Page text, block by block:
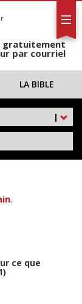
gratuitement
par courriel
LA BIBLE
|
.
ce que